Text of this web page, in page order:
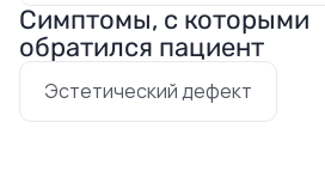
Симптомы, с которыми
обратился пациент
Эстетический дефект